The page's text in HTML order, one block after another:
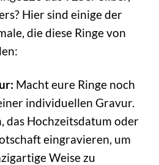
Hier sind einige der
die diese Ringe von
Macht eure Ringe noch
individuellen Gravur.
das Hochzeitsdatum oder
eingravieren, um
Weise zu